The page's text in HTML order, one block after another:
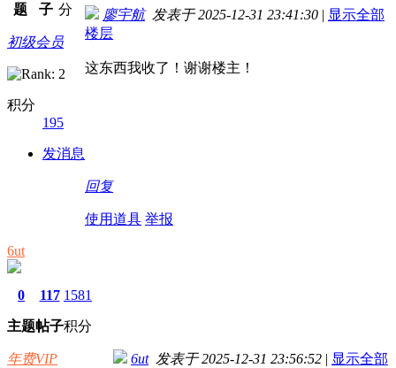
题
子 分
初级会员
积分
195
发消息
廖宇航发表于 2025-12-31 23:41:30 | 显示全部
楼层
这东西我收了！谢谢楼主！
回复
使用道具 举报
6ut
0
主题
117
帖子
1581
积分
年费VIP 6ut发表于 2025-12-31 23:56:52 | 显示全部